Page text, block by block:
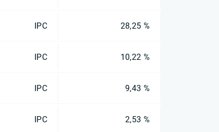
IPC 28,25 %
IPC 10,22 %
IPC 9,43 %
IPC 2,53 %